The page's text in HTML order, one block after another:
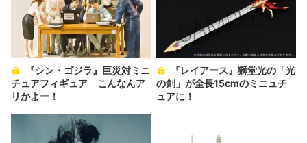
チュアフィギュア こんなんア
リかよー！
の剣」が全長15cmのミニュチ
ュアに！